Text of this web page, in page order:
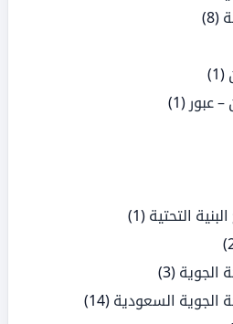
(8)
(1)
عبور (1)
التحتية (1)
الجوية (3)
الجوية السعودية (14)